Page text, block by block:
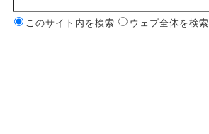
このサイト内を検索 ウェブ全体を検索